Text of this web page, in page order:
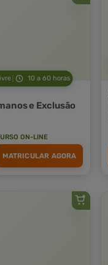
10 a 60 horas
e Exclusão
ON-LINE
MATRICULAR AGORA